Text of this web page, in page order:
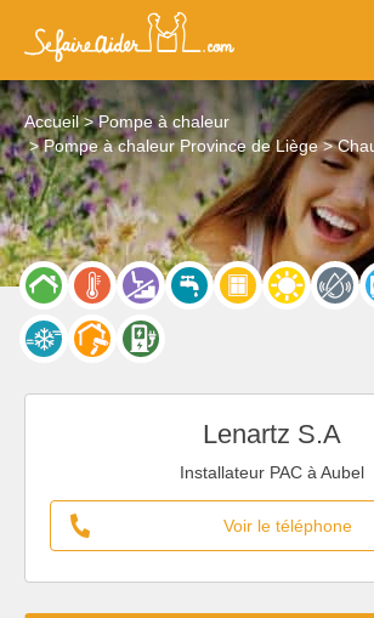
Accueil
Pompe à chaleur
Pompe à chaleur Province de Liège
Lenartz S.A
Installateur PAC à Aubel
Voir le téléphone